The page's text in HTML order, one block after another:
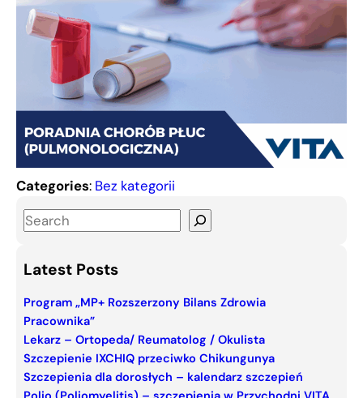
Categories: Bez kategorii
S
a
c
h
Latest Posts
Program „MP+ Rozszerzony Bilans Zdrowia
Pracownika”
Lekarz – Ortopeda/ Reumatolog / Okulista
Szczepienie IXCHIQ przeciwko Chikungunya
Szczepienia dla dorosłych – kalendarz szczepień